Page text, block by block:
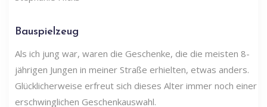
Bauspielzeug
Als ich jung war, waren die Geschenke, die die meisten 8-
jährigen Jungen in meiner Straße erhielten, etwas anders.
Glücklicherweise erfreut sich dieses Alter immer noch einer
erschwinglichen Geschenkauswahl.